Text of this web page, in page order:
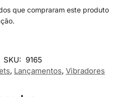
que compraram este produto
SKU: 9165
, Lançamentos, Vibradores